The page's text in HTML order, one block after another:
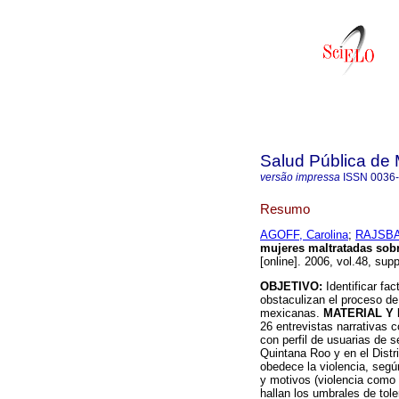
Salud Pública de
versão impressa ISSN
Resumo
AGOFF, Carolina;
mujeres maltratadas
[online]. 2006, vol.48,
OBJETIVO: Identificar
obstaculizan el proceso
mexicanas. MATERIAL Y
26 entrevistas narrativas
con perfil de usuarias de
Quintana Roo y en el
obedece la violencia,
y motivos (violencia
hallan los umbrales de